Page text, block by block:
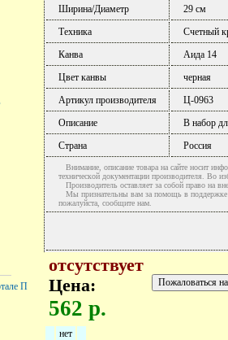
Ширина/Диаметр
29 см
Техника
Счетный
Канва
Аида 14
Цвет канвы
черная
Артикул производителя
Ц-0963
Описание
В набор
Страна
Россия
Внимание, описание товара на сайте носит
технической документации производителя. Во
Производитель оставляет за собой право на
Мы признательны вам за помощь в поддержке
пожалуйста, сообщите нам.
отсутствует
Цена:
562 р.
нет